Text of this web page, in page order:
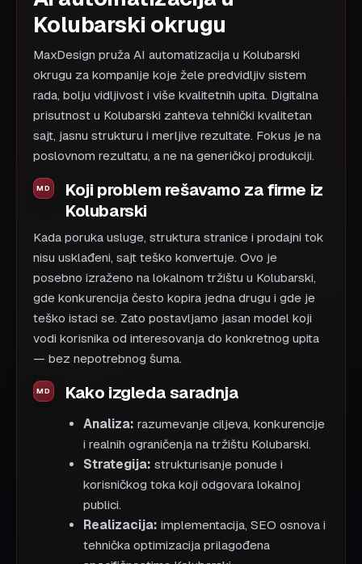
Kolubarski okrugu
MaxDesign pruža AI automatizacija u Kolubarski
okrugu za kompanije koje žele predvidljiv sistem
rada, bolju vidljivost i više kvalitetnih upita. Digitalna
prisutnost u Kolubarski zahteva tehnički kvalitetan
sajt, jasnu strukturu i merljive rezultate. Fokus je na
poslovnom rezultatu, a ne na generičkoj produkciji.
Koji problem rešavamo za firme iz
Kolubarski
Kada poruka usluge, struktura stranice i prodajni tok
nisu usklađeni, sajt teško konvertuje. Ovo je
posebno izraženo na lokalnom tržištu u Kolubarski,
gde konkurencija često kopira jedna drugu i gde je
teško istaci se. Zato postavljamo jasan model koji
vodi korisnika od interesovanja do konkretnog upita
— bez nepotrebnog šuma.
Kako izgleda saradnja
Analiza: razumevanje ciljeva, konkurencije
i realnih ograničenja na tržištu Kolubarski.
Strategija: strukturisanje ponude i
korisničkog toka koji odgovara lokalnoj
publici.
Realizacija: implementacija, SEO osnova i
tehnička optimizacija prilagođena